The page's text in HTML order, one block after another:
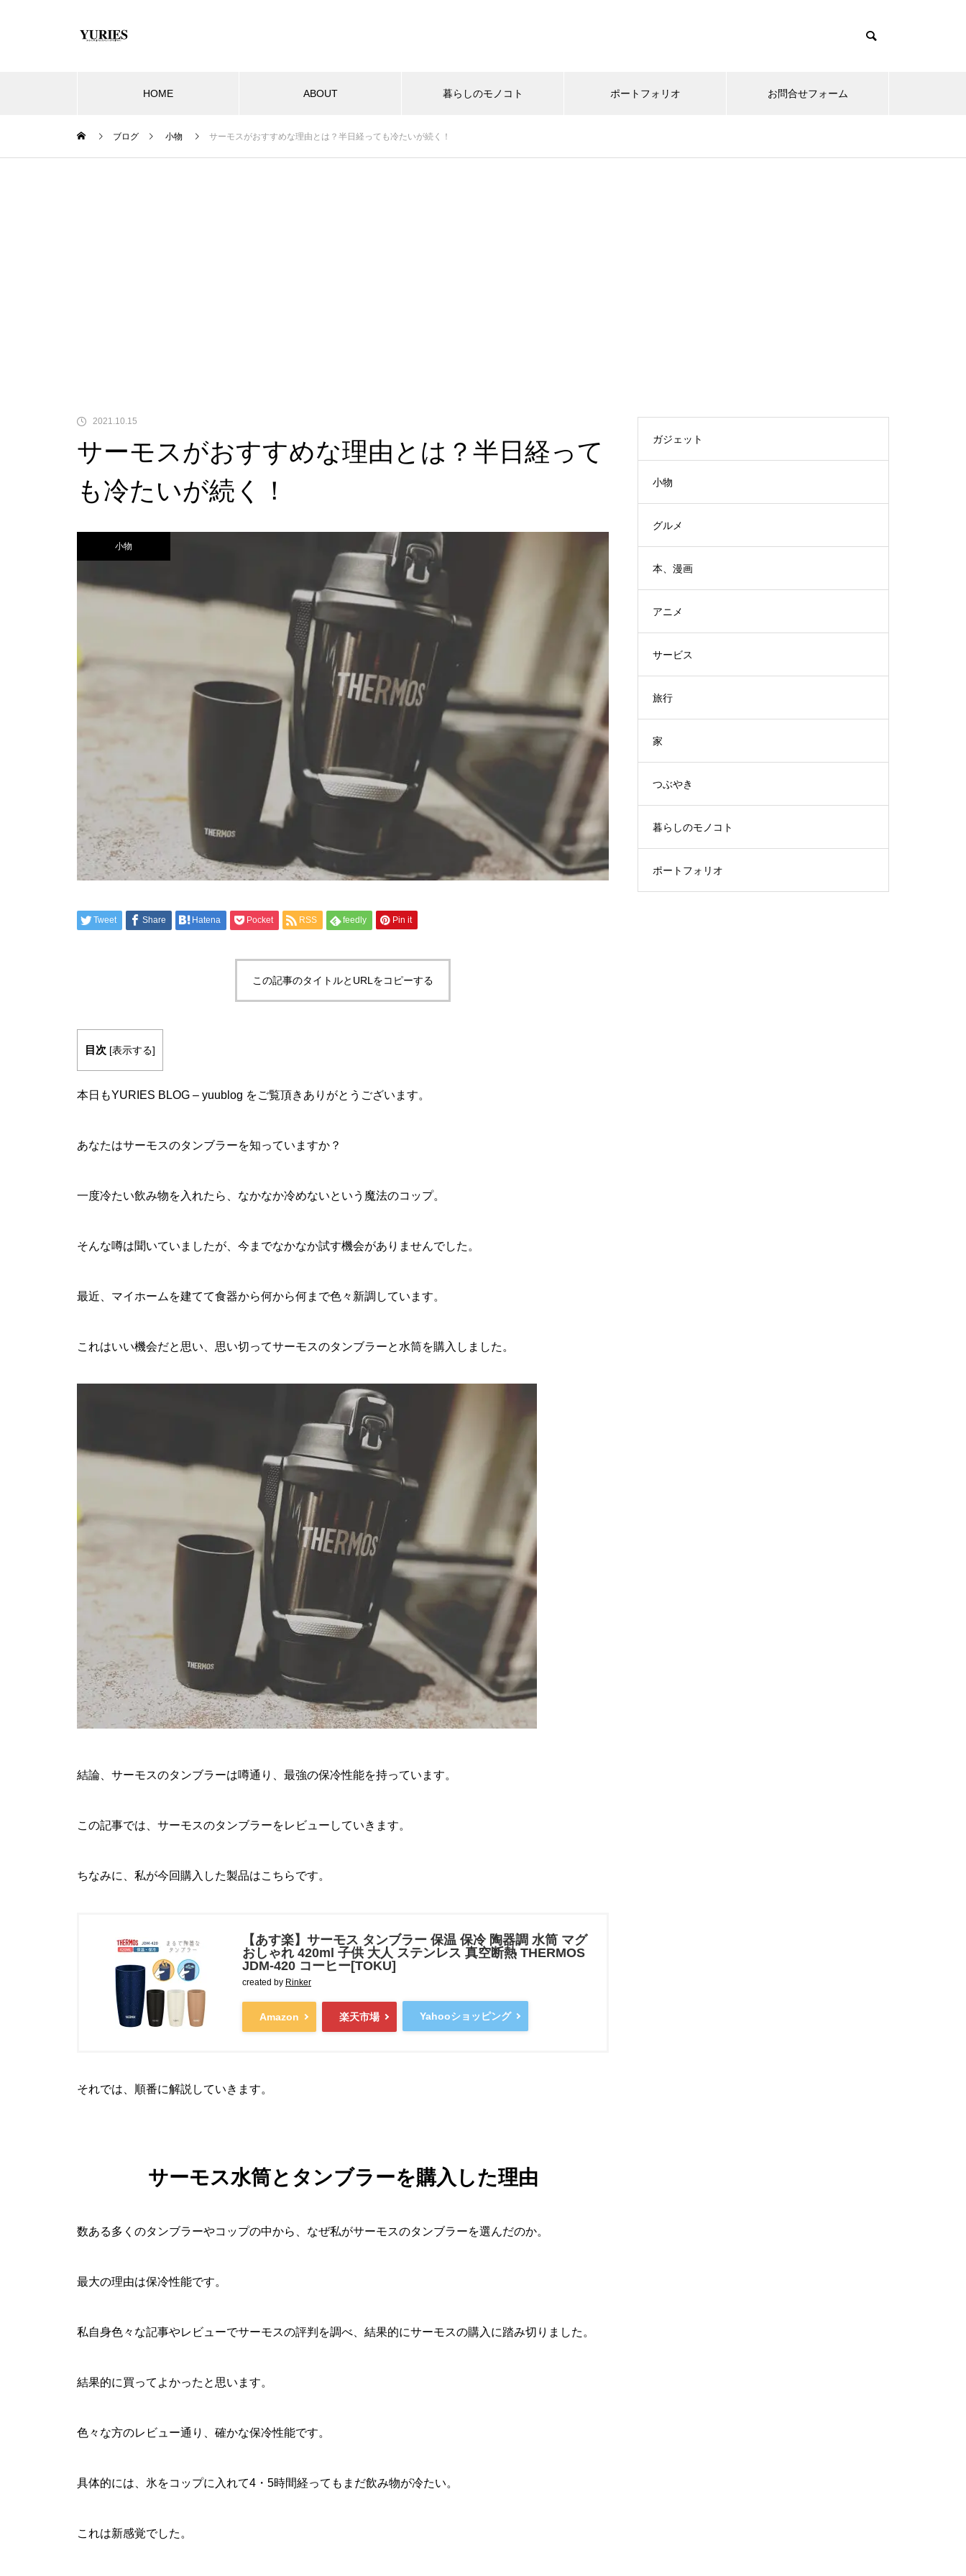
HOME ABOUT 暮らしのモノコト ポートフォリオ お問合せフォーム
ブログ 小物 サーモスがおすすめな理由とは？半日経っても冷たいが続く！
2021.10.15
サーモスがおすすめな理由とは？半日経って
も冷たいが続く！
小物
Tweet Share Hatena Pocket RSS feedly Pin it
この記事のタイトルとURLをコピーする
目次 [表示する]
本日もYURIES BLOG – yuublog をご覧頂きありがとうございます。
あなたはサーモスのタンブラーを知っていますか？
一度冷たい飲み物を入れたら、なかなか冷めないという魔法のコップ。
そんな噂は聞いていましたが、今までなかなか試す機会がありませんでした。
最近、マイホームを建てて食器から何から何まで色々新調しています。
これはいい機会だと思い、思い切ってサーモスのタンブラーと水筒を購入しました。
結論、サーモスのタンブラーは噂通り、最強の保冷性能を持っています。
この記事では、サーモスのタンブラーをレビューしていきます。
ちなみに、私が今回購入した製品はこちらです。
【あす楽】サーモス タンブラー 保温 保冷 陶器調 水筒 マグ
おしゃれ 420ml 子供 大人 ステンレス 真空断熱 THERMOS
JDM-420 コーヒー[TOKU]
created by Rinker
Amazon 楽天市場 Yahooショッピング
それでは、順番に解説していきます。
サーモス水筒とタンブラーを購入した理由
数ある多くのタンブラーやコップの中から、なぜ私がサーモスのタンブラーを選んだのか。
最大の理由は保冷性能です。
私自身色々な記事やレビューでサーモスの評判を調べ、結果的にサーモスの購入に踏み切りました。
結果的に買ってよかったと思います。
色々な方のレビュー通り、確かな保冷性能です。
具体的には、氷をコップに入れて4・5時間経ってもまだ飲み物が冷たい。
これは新感覚でした。
ガジェット
小物
グルメ
本、漫画
アニメ
サービス
旅行
家
つぶやき
暮らしのモノコト
ポートフォリオ